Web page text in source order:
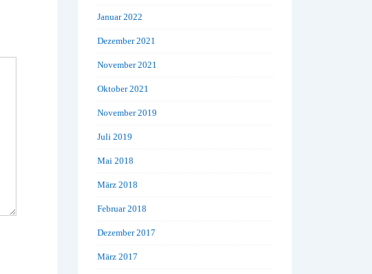
Januar 2022
Dezember 2021
November 2021
Oktober 2021
November 2019
Juli 2019
Mai 2018
März 2018
Februar 2018
Dezember 2017
März 2017